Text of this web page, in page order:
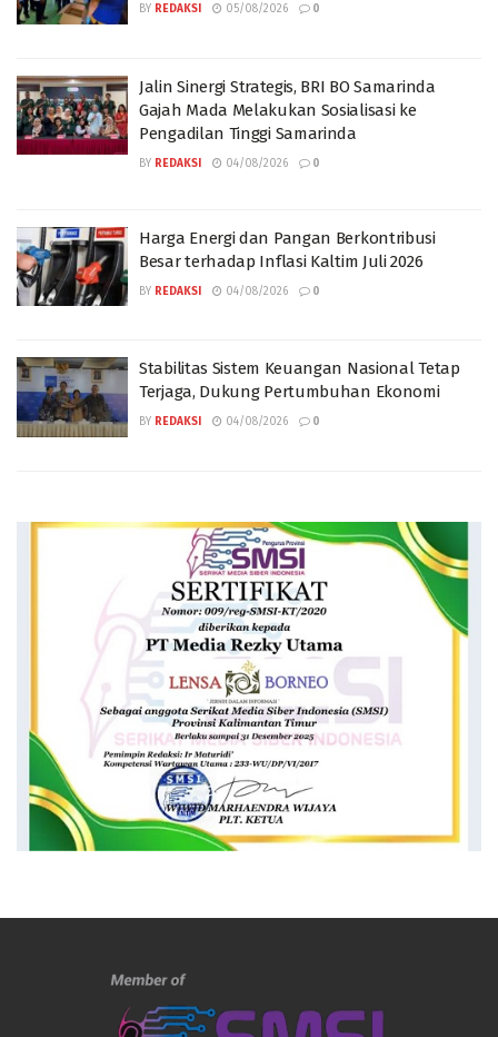
BY REDAKSI 05/08/2026 0
Jalin Sinergi Strategis, BRI BO Samarinda
Gajah Mada Melakukan Sosialisasi ke
Pengadilan Tinggi Samarinda
BY REDAKSI 04/08/2026 0
Harga Energi dan Pangan Berkontribusi
Besar terhadap Inflasi Kaltim Juli 2026
BY REDAKSI 04/08/2026 0
Stabilitas Sistem Keuangan Nasional Tetap
Terjaga, Dukung Pertumbuhan Ekonomi
BY REDAKSI 04/08/2026 0